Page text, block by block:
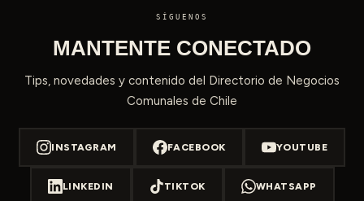
SÍGUENOS
MANTENTE CONECTADO
Tips, novedades y contenido del Directorio de Negocios
Comunales de Chile
INSTAGRAM FACEBOOK YOUTUBE
LINKEDIN TIKTOK WHATSAPP